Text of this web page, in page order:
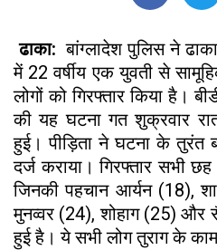
ढाका: बांग्लादेश पुलिस ने
में 22 वर्षीय एक युवती से
लोगों को गिरफ्तार किया है।
की यह घटना गत शुक्रवार
हुई। पीड़िता ने घटना के तुरंत
दर्ज कराया। गिरफ्तार सभी
जिनकी पहचान आर्यन (18),
मुनव्वर (24), शोहाग (25)
हुई है। ये सभी लोग तुराग के